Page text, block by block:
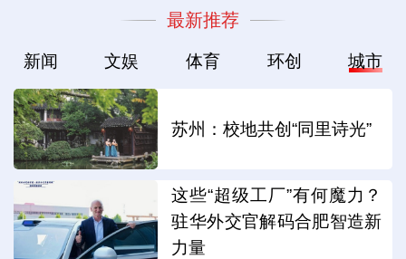
最新推荐
新闻 文娱 体育 环创 城市
苏州：校地共创“同里诗光”
这些“超级工厂”有何魔力？
驻华外交官解码合肥智造新
力量